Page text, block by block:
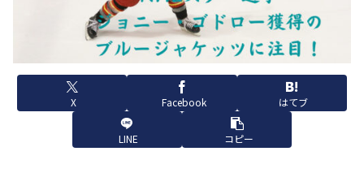
X Facebook はてブ
LINE コピー